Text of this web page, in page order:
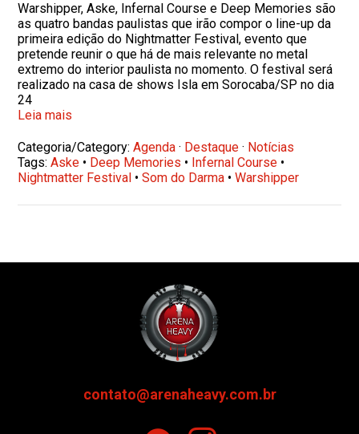
Warshipper, Aske, Infernal Course e Deep Memories são
as quatro bandas paulistas que irão compor o line-up da
primeira edição do Nightmatter Festival, evento que
pretende reunir o que há de mais relevante no metal
extremo do interior paulista no momento. O festival será
realizado na casa de shows Isla em Sorocaba/SP no dia
24
Leia mais
Categoria/Category:Agenda · Destaque · Notícias
Tags:Aske • Deep Memories • Infernal Course •
Nightmatter Festival •Som do Darma •Warshipper
contato@arenaheavy.com.br